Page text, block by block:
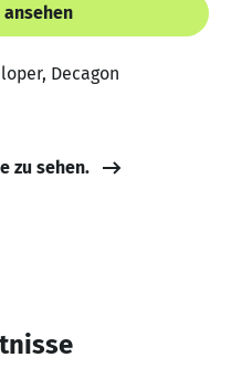
ansehen
Decagon
zu sehen.